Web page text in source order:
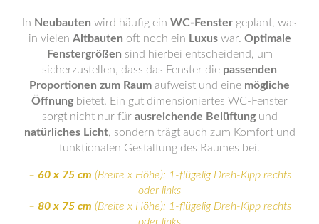
In Neubauten wird häufig ein WC-Fenster geplant, was
in vielen Altbauten oft noch ein Luxuswar. Optimale
Fenstergrößen sind hierbei entscheidend, um
sicherzustellen, dass das Fenster die passenden
Proportionen zum Raum aufweist und eine mögliche
Öffnung bietet. Ein gut dimensioniertes WC-Fenster
sorgt nicht nur für ausreichende Belüftungund
natürliches Licht, sondern trägt auch zum Komfort und
funktionalen Gestaltung des Raumes bei.
– 60 x 75 cm (Breite x Höhe): 1-flügelig Dreh-Kipp rechts
oder links
– 80 x 75 cm (Breite x Höhe): 1-flügelig Dreh-Kipp rechts